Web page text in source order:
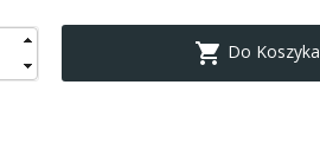
 Do Koszyka